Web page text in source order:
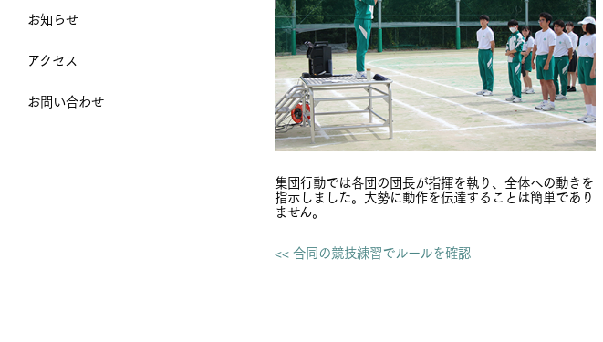
集団行動では各団の団長が指揮を執り、全体への動きを
指示しました。大勢に動作を伝達することは簡単であり
ません。
<< 合同の競技練習でルールを確認
お知らせ
アクセス
お問い合わせ